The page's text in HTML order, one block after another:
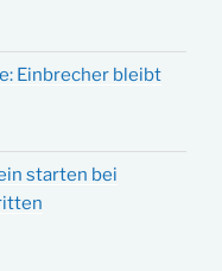
Einbrecher bleibt
starten bei